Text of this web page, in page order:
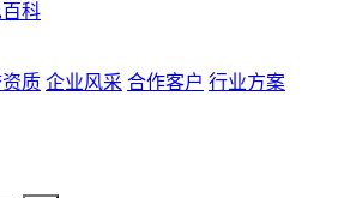
科
质 企业风采 合作客户 行业方案